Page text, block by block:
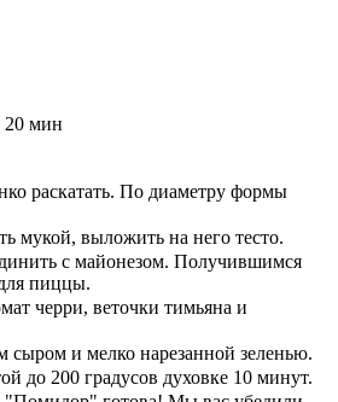
20 мин
раскатать. По диаметру формы
мукой, выложить на него тесто.
с майонезом. Получившимся
пиццы.
черри, веточки тимьяна и
сыром и мелко нарезанной зеленью.
до 200 градусов духовке 10 минут.